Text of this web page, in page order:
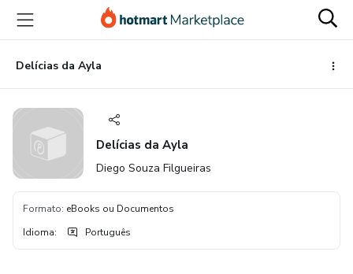
para
conteúdo
principal
para
pagamento
para
rodapé
Delícias da Ayla
Delícias da Ayla
Diego Souza Filgueiras
Formato: eBooks ou Documentos
Idioma: Português